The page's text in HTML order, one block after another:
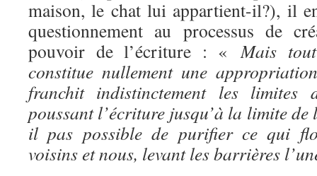
maison, le chat lui appartient-il?), il
questionnement au processus de
pouvoir de l’écriture : «Mais
constitue nullement une
franchit indistinctement les limites
poussant l’écriture jusqu’à la limite de
il pas possible de purifier ce qui
voisins et nous, levant les barrières